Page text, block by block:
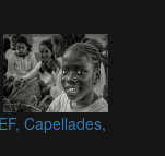
Capellades,